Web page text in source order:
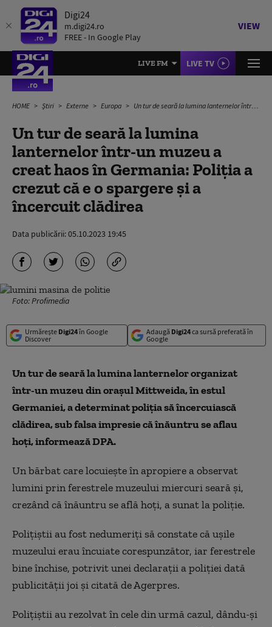
Digi24
m.digi24.ro
FREE - In Google Play
VIEW
LIVE FM LIVE TV
HOME Știri Externe Europa Un tur de seară la lumina lanternelor într-un muzeu a creat haos în Germania: Poliția a crezut că e o spargere și a încercuit clădirea
Un tur de seară la lumina
lanternelor într-un muzeu a
creat haos în Germania: Poliția a
crezut că e o spargere și a
încercuit clădirea
Data publicării:05.10.2023 19:45
Foto: Profimedia
Urmărește Digi24în Google
Discover
Adaugă Digi24ca sursă preferată în
Google
Un tur de seară la lumina lanternelor organizat
într-un muzeu din oraşul Mittweida, în estul
Germaniei, a determinat poliţia să încercuiască
clădirea, sub falsa impresie că înăuntru se aflau
hoţi, informează DPA.
Un bărbat care locuieşte în apropiere a observat
lumini prin ferestrele muzeului miercuri seară şi,
crezând că înăuntru se află hoţi, a sunat la poliţie.
Poliţiştii au fost nedumeriţi să constate că uşile
muzeului erau încuiate corespunzător, iar ferestrele
bine închise, potrivit unei declaraţii a poliţiei dată
publicităţii joi și citată de Agerpres.
Poliţiştii au rezolvat în cele din urmă cazul, dându-şi